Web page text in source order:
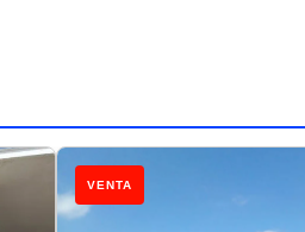
VENTA